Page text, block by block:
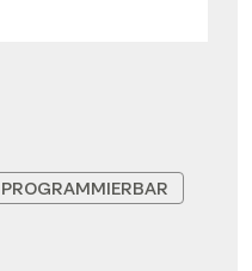
PROGRAMMIERBAR